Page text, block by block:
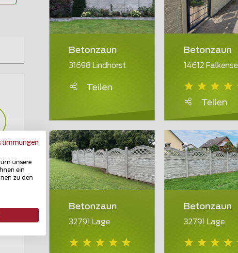
Betonzaun
31698 Lindhorst
Teilen
Betonzaun
14612
Teilen
Betonzaun
32791 Lage
Betonzaun
32791 Lage
unsere
ein
zu den